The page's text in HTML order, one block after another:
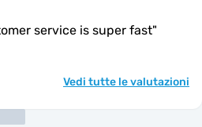
service is super fast"
Vedi tutte le valutazioni